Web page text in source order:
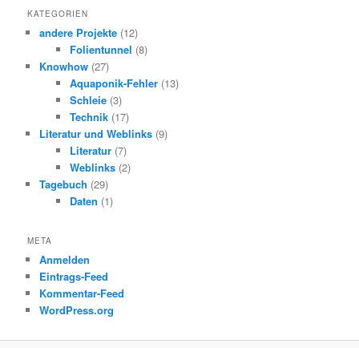
KATEGORIEN
andere Projekte (12)
Folientunnel (8)
Knowhow (27)
Aquaponik-Fehler(13)
Schleie(3)
Technik(17)
Literatur und Weblinks (9)
Literatur(7)
Weblinks(2)
Tagebuch (29)
Daten (1)
META
Anmelden
Eintrags-Feed
Kommentar-Feed
WordPress.org